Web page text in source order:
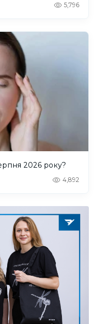
5,796
2026 року?
4,892